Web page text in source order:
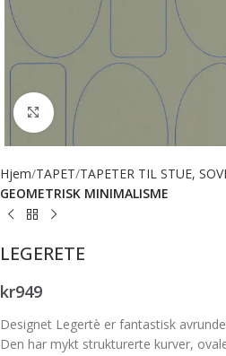
Forstørr bilde
Hjem TAPET TAPETER TIL STUE,
GEOMETRISK MINIMALISME
LEGERETE
kr949
Designet Legertè er fantastisk
Den har mykt strukturerte kurver,